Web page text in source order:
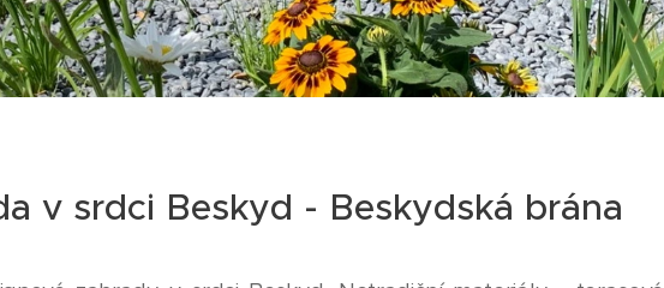
v srdci Beskyd - Beskydská brána